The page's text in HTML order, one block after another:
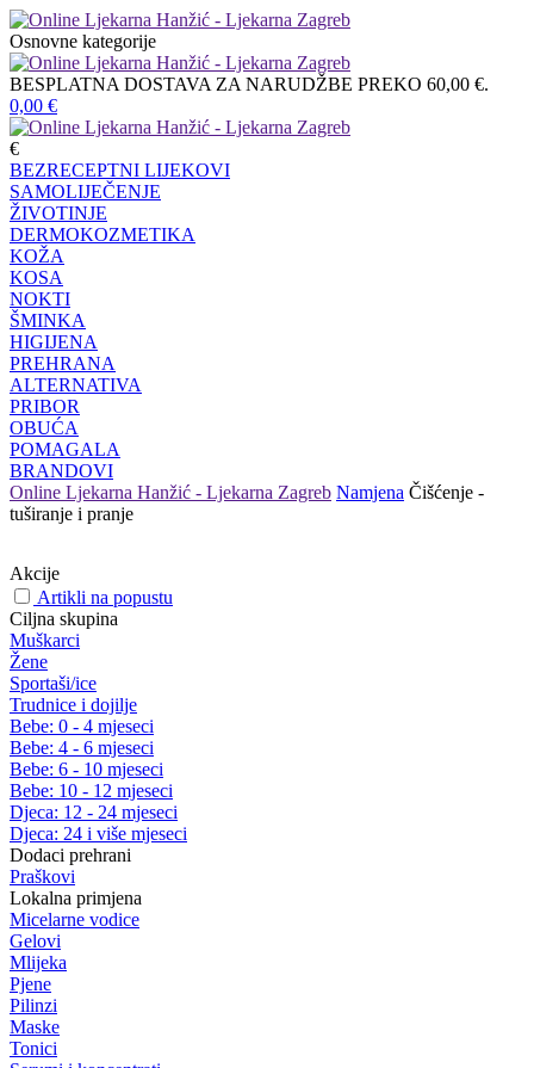
Osnovne kategorije
BESPLATNA DOSTAVA ZA NARUDŽBE PREKO 60,00 €.
0,00 €
€
BEZRECEPTNI LIJEKOVI
SAMOLIJEČENJE
ŽIVOTINJE
DERMOKOZMETIKA
KOŽA
KOSA
NOKTI
ŠMINKA
HIGIJENA
PREHRANA
ALTERNATIVA
PRIBOR
OBUĆA
POMAGALA
BRANDOVI
Online Ljekarna Hanžić - Ljekarna Zagreb Namjena Čišćenje -
tuširanje i pranje
Akcije
Artikli na popustu
Ciljna skupina
Muškarci
Žene
Sportaši/ice
Trudnice i dojilje
Bebe: 0 - 4 mjeseci
Bebe: 4 - 6 mjeseci
Bebe: 6 - 10 mjeseci
Bebe: 10 - 12 mjeseci
Djeca: 12 - 24 mjeseci
Djeca: 24 i više mjeseci
Dodaci prehrani
Praškovi
Lokalna primjena
Micelarne vodice
Gelovi
Mlijeka
Pjene
Pilinzi
Maske
Tonici